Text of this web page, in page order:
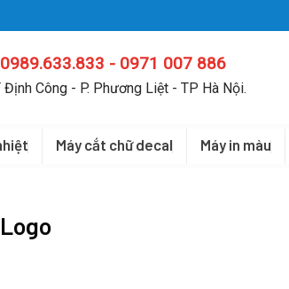
0989.633.833 - 0971 007 886
Công - P. Phương Liệt - TP Hà Nội.
Máy cắt chữ decal Máy in màu